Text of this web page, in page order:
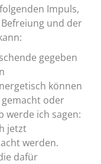
Impuls,
und der
gegeben
können
oder
werde ich sagen:
jetzt
werden.
dafür